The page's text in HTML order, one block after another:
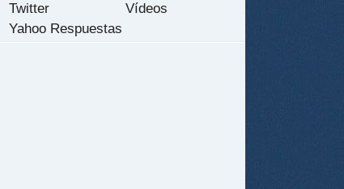
Twitter
Vídeos
Yahoo Respuestas